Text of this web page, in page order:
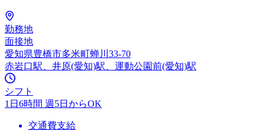
勤務地
面接地
愛知県豊橋市多米町蝉川33-70
赤岩口駅、井原(愛知)駅、運動公園前(愛知)駅
シフト
1日6時間 週5日からOK
交通費支給